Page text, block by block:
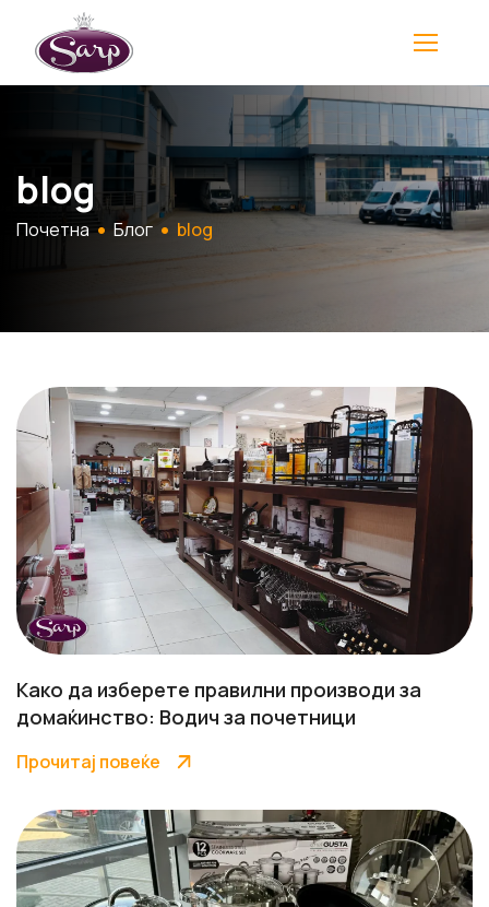
blog
Почетна Блог blog
Како да изберете правилни производи за
домаќинство: Водич за почетници
Прочитај повеќе